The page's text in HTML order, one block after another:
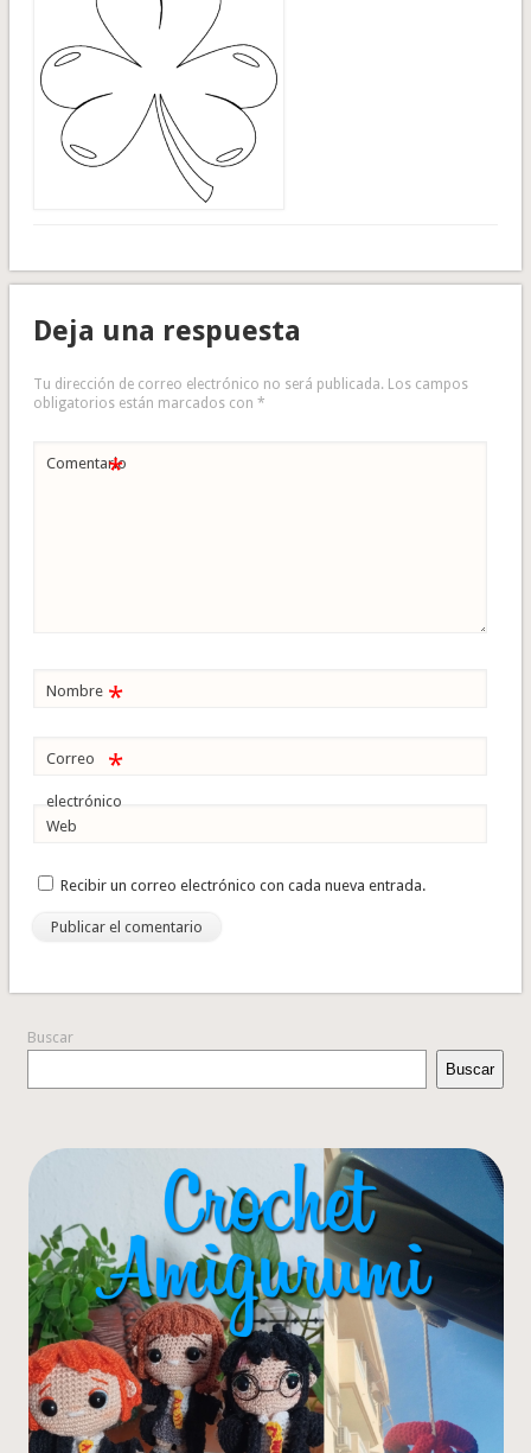
Deja una respuesta
Tu dirección de correo electrónico no será publicada. Los campos
obligatorios están marcados con *
Comentario
*
Nombre *
Correo
electrónico
*
Web
Recibir un correo electrónico con cada nueva entrada.
Buscar
Buscar